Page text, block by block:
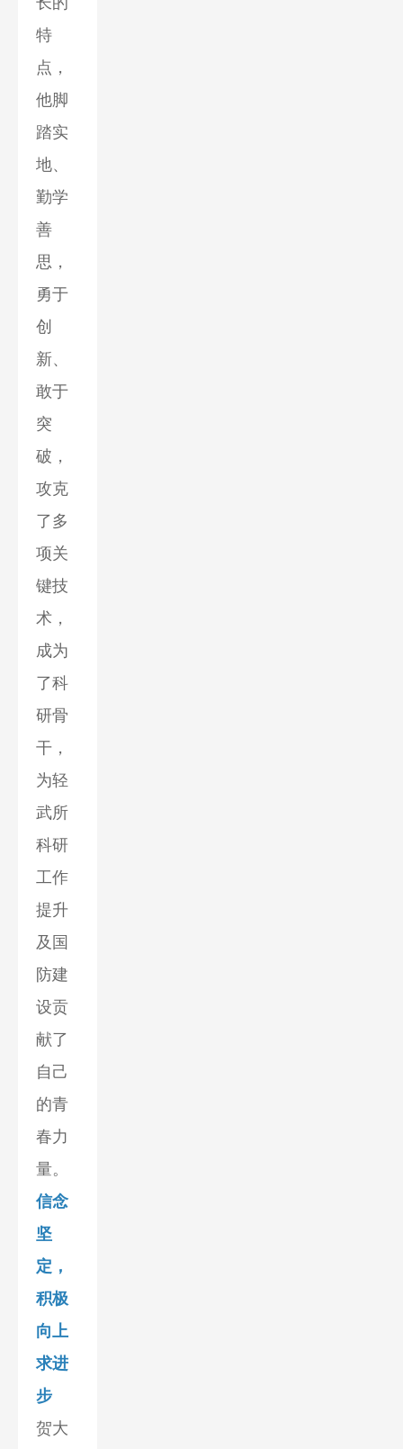
特
点，
他脚
踏实
地、
勤学
善
思，
勇于
创
新、
敢于
突
破，
攻克
了多
项关
键技
术，
成为
了科
研骨
干，
为轻
武所
科研
工作
提升
及国
防建
设贡
献了
自己
的青
春力
量。
信念
坚
定，
积极
向上
求进
步
贺大